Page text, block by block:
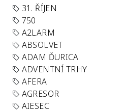
31. ŘÍJEN
750
A2LARM
ABSOLVET
ADAM ĎURICA
ADVENTNÍ TRHY
AFERA
AGRESOR
AIESEC